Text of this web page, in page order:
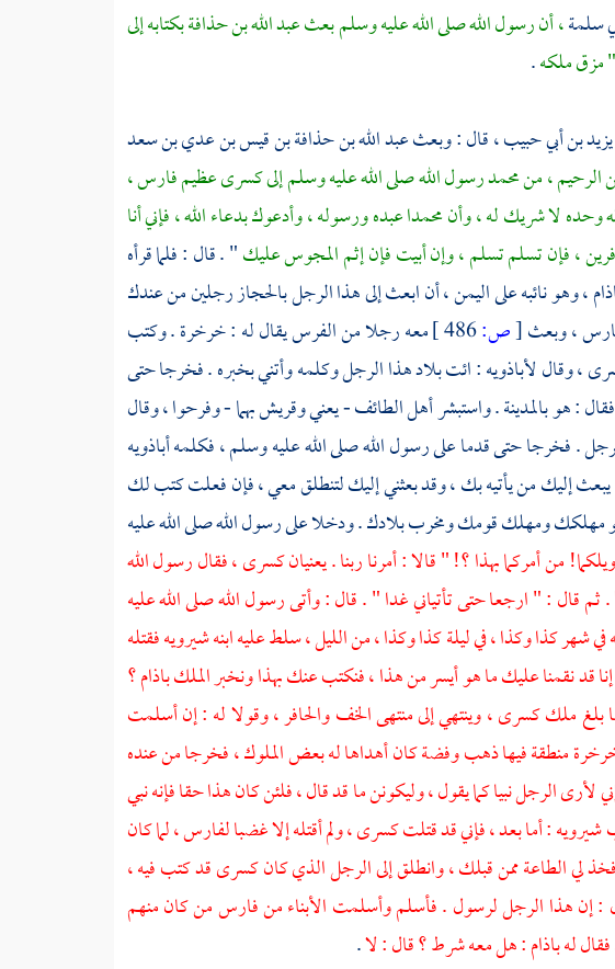
سلمة، أن رسول الله صلى الله عليه وسلم بعث عبد الله بن حذافة بكتابه إلى
" مزق ملكه.
يزيد بن أبي حبيب ،قال : وبعثعبد الله بن حذافة بن قيس بن عدي بن سعد
الرحيم ، منمحمدرسول الله صلى الله عليه وسلم إلى كسرى عظيمفارس،
وحده لا شريك له ، وأنمحمداعبده ورسوله ، وأدعوك بدعاء الله ، فإني أنا
، فإن تسلم تسلم ، وإن أبيت فإن إثمالمجوسعليك" . قال : فلما قرأه
، وهو نائبه علىاليمن ،أن ابعث إلى هذا الرجلبالحجازرجلين من عندك
، وبعث[ص: معه رجلا من الفرس يقال له :خرخرة. وكتب
، وقاللأباذويه: ائت بلاد هذا الرجل وكلمه وأتني بخبره . فخرجا حتى
: هوبالمدينة. واستبشر أهلالطائف- يعنيوقريشبهما - وفرحوا ، وقال
. فخرجا حتى قدما على رسول الله صلى الله عليه وسلم ، فكلمهأباذويه
يبعث إليك من يأتيه بك ، وقد بعثني إليك لتنطلق معي ، فإن فعلت كتب لك
ومهلك قومك ومخرب بلادك . ودخلا على رسول الله صلى الله عليه
ويلكما! من أمركما بهذا ؟! " قالا : أمرنا ربنا . يعنيان كسرى ، فقال رسول الله
قال : " ارجعا حتى تأتياني غدا " . قال : وأتى رسول الله صلى الله عليه
في شهر كذا وكذا ، في ليلة كذا وكذا ، من الليل ، سلط عليه ابنهشيرويهفقتله
قد نقمنا عليك ما هو أيسر من هذا ، فنكتب عنك بهذا ونخبر الملكباذام ؟
ملك كسرى ، وينتهي إلى منتهى الخف والحافر ، وقولا له : إن أسلمت
منطقة فيها ذهب وفضة كان أهداها له بعض الملوك ، فخرجا من عنده
لأرى الرجل نبيا كما يقول ، وليكونن ما قد قال ، فلئن كان هذا حقا فإنه نبي
شيرويه: أما بعد ، فإني قد قتلت كسرى ، ولم أقتله إلا غضبا لفارس ، لما كان
لي الطاعة ممن قبلك ، وانطلق إلى الرجل الذي كان كسرى قد كتب فيه ،
: إن هذا الرجل لرسول . فأسلم وأسلمت الأبناء من فارس من كان منهم
لهباذام: هل معه شرط ؟ قال : لا.